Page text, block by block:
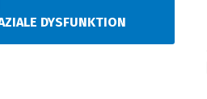
DYSFUNKTION